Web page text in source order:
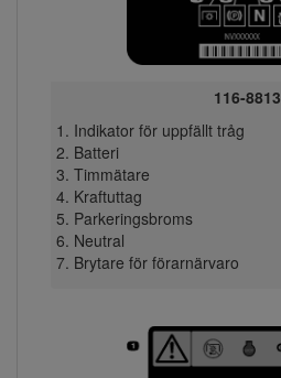
116-8813
Indikator för uppfällt tråg
Batteri
Timmätare
Kraftuttag
Parkeringsbroms
Neutral
Brytare för förarnärvaro